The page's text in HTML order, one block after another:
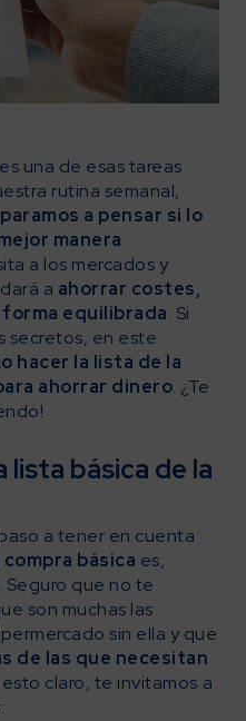
una de esas tareas
rutina semanal,
a pensar si lo
manera.
a los mercados y
a ahorrar costes,
equilibrada. Si
secretos, en este
hacer la lista de la
ahorrar dinero. ¿Te
lista básica de la
a tener en cuenta
básica es,
Seguro que no te
son muchas las
sin ella y que
de las que necesitan
claro, te invitamos a